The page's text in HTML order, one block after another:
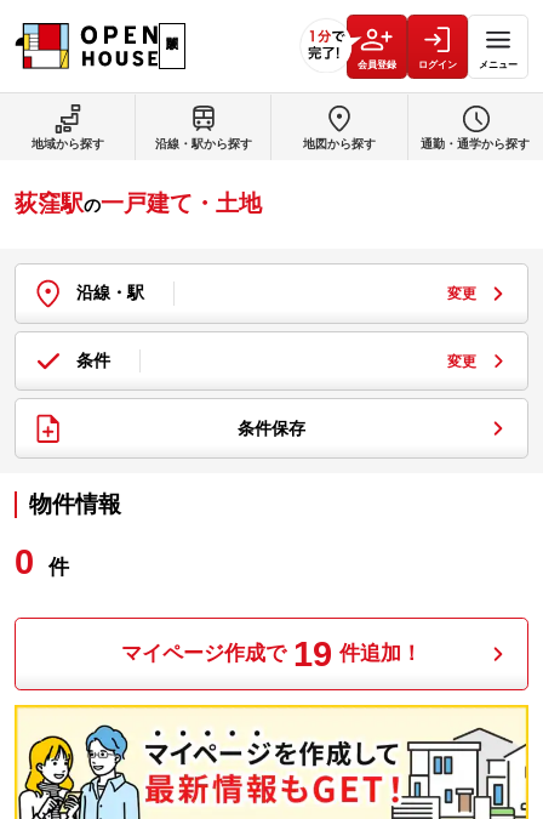
会員登録 ログイン メニュー
荻窪駅の一戸建て・土地
沿線・駅 変更
条件 変更
条件保存
物件情報
0 件
マイページ作成で 19 件追加！
地域から探す 沿線・駅から探す 地図から探す 通勤・通学から探す